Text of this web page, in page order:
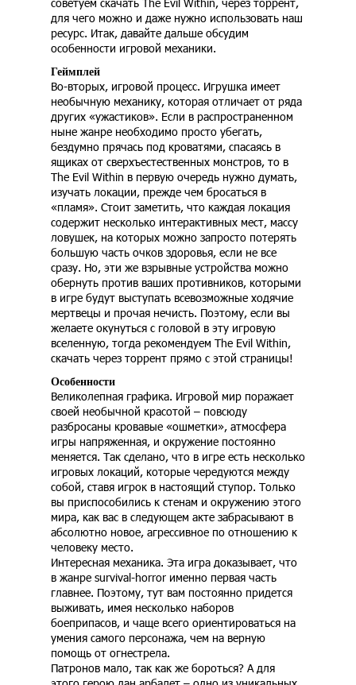
для чего можно и даже нужно использовать наш
ресурс. Итак, давайте дальше обсудим
особенности игровой механики.
Геймплей
Во-вторых, игровой процесс. Игрушка имеет
необычную механику, которая отличает от ряда
других «ужастиков». Если в распространенном
ныне жанре необходимо просто убегать,
бездумно прячась под кроватями, спасаясь в
ящиках от сверхъестественных монстров, то в
The Evil Within в первую очередь нужно думать,
изучать локации, прежде чем бросаться в
«пламя». Стоит заметить, что каждая локация
содержит несколько интерактивных мест, массу
ловушек, на которых можно запросто потерять
большую часть очков здоровья, если не все
сразу. Но, эти же взрывные устройства можно
обернуть против ваших противников, которыми
в игре будут выступать всевозможные ходячие
мертвецы и прочая нечисть. Поэтому, если вы
желаете окунуться с головой в эту игровую
вселенную, тогда рекомендуем The Evil Within,
скачать через торрент прямо с этой страницы!
Особенности
Великолепная графика. Игровой мир поражает
своей необычной красотой – повсюду
разбросаны кровавые «ошметки», атмосфера
игры напряженная, и окружение постоянно
меняется. Так сделано, что в игре есть несколько
игровых локаций, которые чередуются между
собой, ставя игрок в настоящий ступор. Только
вы приспособились к стенам и окружению этого
мира, как вас в следующем акте забрасывают в
абсолютно новое, агрессивное по отношению к
человеку место.
Интересная механика. Эта игра доказывает, что
в жанре survival-horror именно первая часть
главнее. Поэтому, тут вам постоянно придется
выживать, имея несколько наборов
боеприпасов, и чаще всего ориентироваться на
умения самого персонажа, чем на верную
помощь от огнестрела.
Патронов мало, так как же бороться? А для